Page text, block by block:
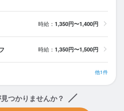
時給： 1,350円〜1,400円
時給： 1,350円〜1,500円
他1件
つかりませんか？